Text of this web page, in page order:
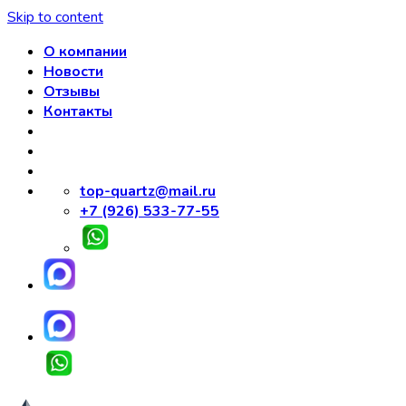
Skip to content
О компании
Новости
Отзывы
Контакты
top-quartz@mail.ru
+7 (926) 533-77-55